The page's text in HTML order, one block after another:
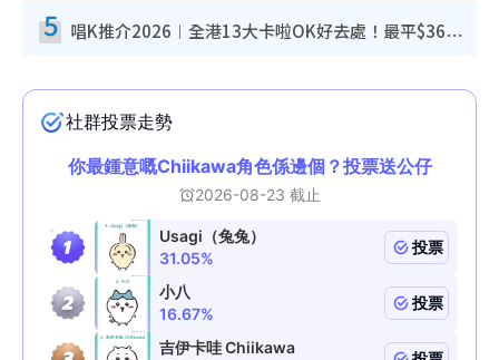
5 唱K推介2026︱全港13大卡啦OK好去處！最平$36起 日文K都有！(附地址+收費詳情)